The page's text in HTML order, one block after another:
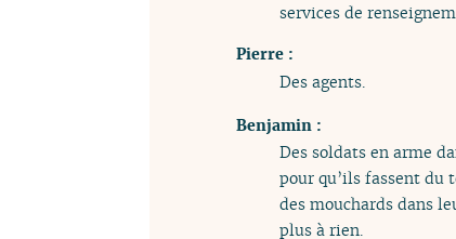
services de
Pierre :
Des agents.
Benjamin :
Des soldats en arme
pour qu’ils fassent du
des mouchards dans
plus à rien.